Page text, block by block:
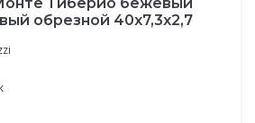
обрезной 40x7,3x2,7